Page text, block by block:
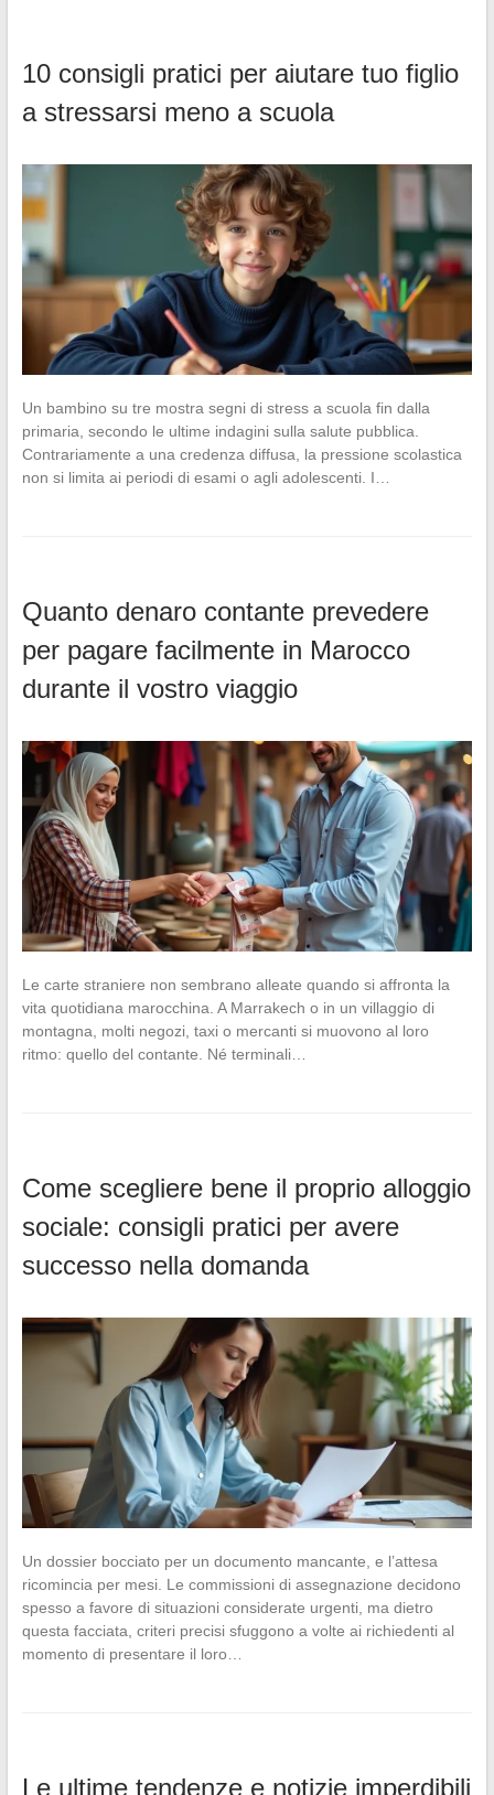
10 consigli pratici per aiutare tuo figlio
a stressarsi meno a scuola
Un bambino su tre mostra segni di stress a scuola fin dalla
primaria, secondo le ultime indagini sulla salute pubblica.
Contrariamente a una credenza diffusa, la pressione scolastica
non si limita ai periodi di esami o agli adolescenti. I…
Quanto denaro contante prevedere
per pagare facilmente in Marocco
durante il vostro viaggio
Le carte straniere non sembrano alleate quando si affronta la
vita quotidiana marocchina. A Marrakech o in un villaggio di
montagna, molti negozi, taxi o mercanti si muovono al loro
ritmo: quello del contante. Né terminali…
Come scegliere bene il proprio alloggio
sociale: consigli pratici per avere
successo nella domanda
Un dossier bocciato per un documento mancante, e l’attesa
ricomincia per mesi. Le commissioni di assegnazione decidono
spesso a favore di situazioni considerate urgenti, ma dietro
questa facciata, criteri precisi sfuggono a volte ai richiedenti al
momento di presentare il loro…
Le ultime tendenze e notizie imperdibili